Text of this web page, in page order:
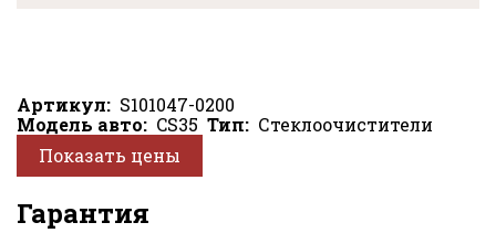
Артикул
S101047-0200
Модель авто
CS35 Тип
Стеклоочистители
Показать цены
Гарантия